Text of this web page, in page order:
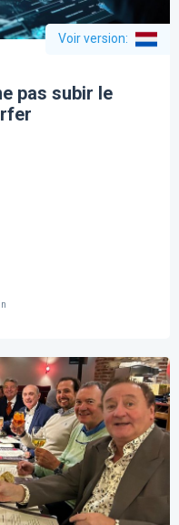
Voir version:
pas subir le